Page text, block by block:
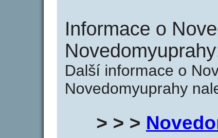
Informace o
Další informace o
Novedomyuprahy
> > >